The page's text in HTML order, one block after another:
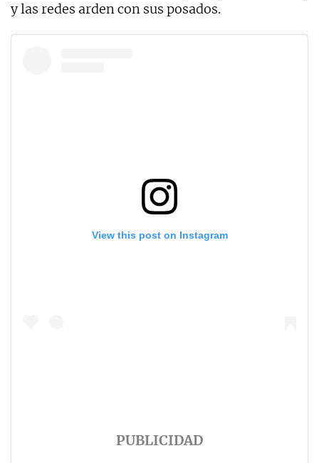
y las redes arden con sus posados.
View this post on Instagram